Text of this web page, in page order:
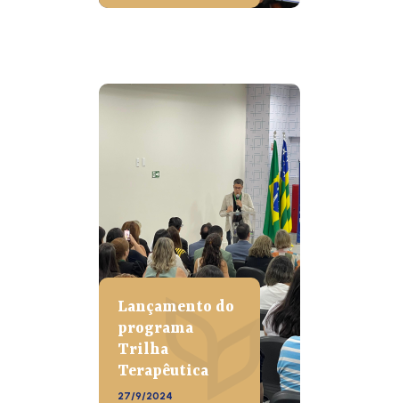
Lançamento do
programa
Trilha
Terapêutica
27/9/2024